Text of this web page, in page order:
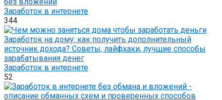
без вложений
Заработок в интернете
344
Заработок на дому: как получить дополнительный
источник дохода? Советы, лайфхаки, лучшие способы
зарабатывания денег
Заработок в интернете
52